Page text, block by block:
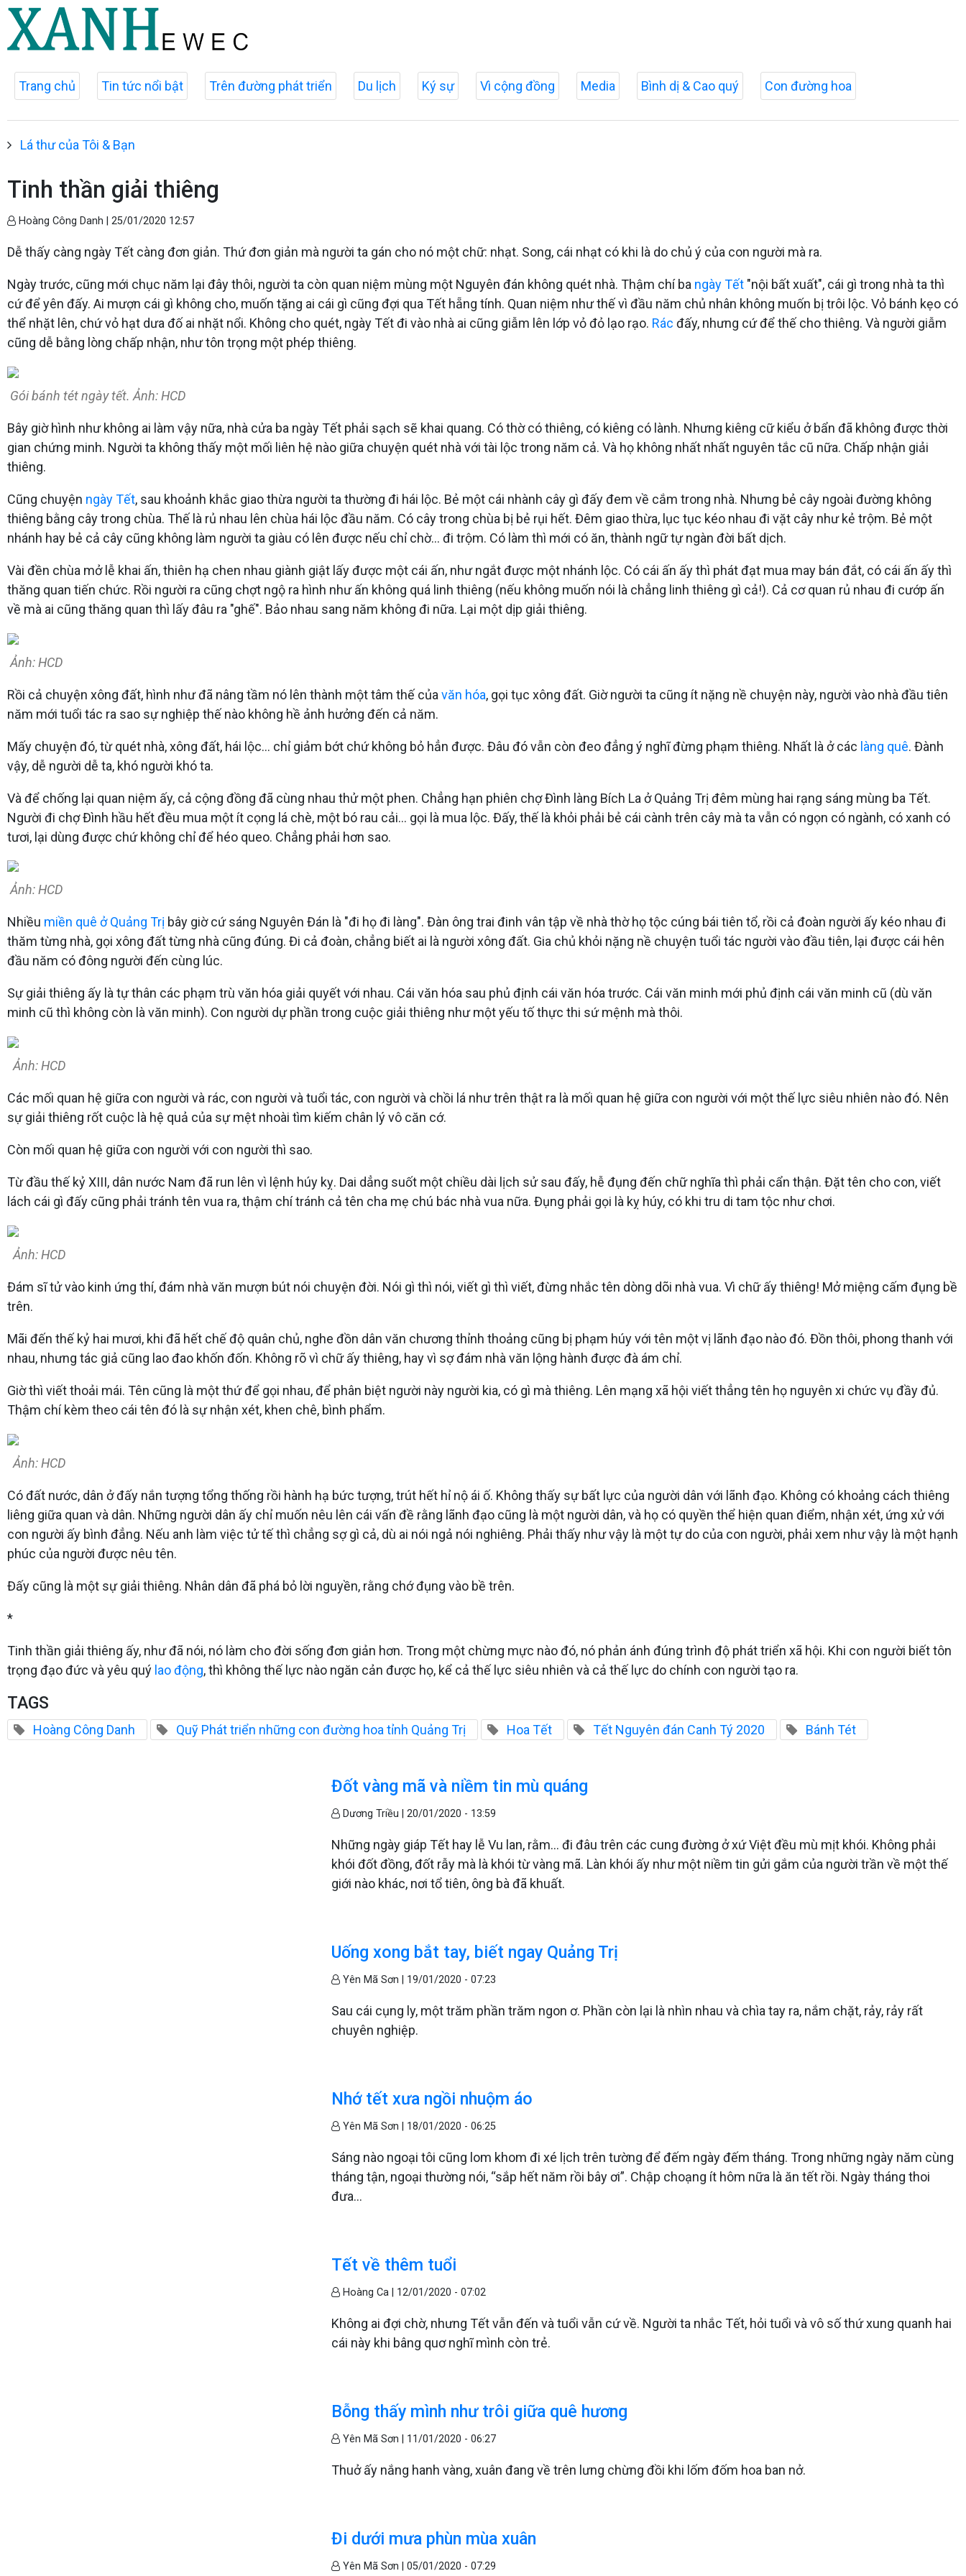
Trang chủ Tin tức nổi bật Trên đường phát triển Du lịch Ký sự Vì cộng đồng Media Bình dị & Cao quý Con đường hoa
Lá thư của Tôi & Bạn
Tinh thần giải thiêng
Hoàng Công Danh | 25/01/2020 12:57
Dễ thấy càng ngày Tết càng đơn giản. Thứ đơn giản mà người ta gán cho nó một chữ: nhạt. Song, cái nhạt có khi là do chủ ý của con người mà ra.
Ngày trước, cũng mới chục năm lại đây thôi, người ta còn quan niệm mùng một Nguyên đán không quét nhà. Thậm chí ba ngày Tết "nội bất xuất", cái gì trong nhà ta thì
cứ để yên đấy. Ai mượn cái gì không cho, muốn tặng ai cái gì cũng đợi qua Tết hẵng tính. Quan niệm như thế vì đầu năm chủ nhân không muốn bị trôi lộc. Vỏ bánh kẹo có
thể nhặt lên, chứ vỏ hạt dưa đố ai nhặt nổi. Không cho quét, ngày Tết đi vào nhà ai cũng giẫm lên lớp vỏ đỏ lạo rạo. Rác đấy, nhưng cứ để thế cho thiêng. Và người giẫm
cũng dễ bằng lòng chấp nhận, như tôn trọng một phép thiêng.
Gói bánh tét ngày tết. Ảnh: HCD
Bây giờ hình như không ai làm vậy nữa, nhà cửa ba ngày Tết phải sạch sẽ khai quang. Có thờ có thiêng, có kiêng có lành. Nhưng kiêng cữ kiểu ở bẩn đã không được thời
gian chứng minh. Người ta không thấy một mối liên hệ nào giữa chuyện quét nhà với tài lộc trong năm cả. Và họ không nhất nhất nguyên tắc cũ nữa. Chấp nhận giải
thiêng.
Cũng chuyện ngày Tết, sau khoảnh khắc giao thừa người ta thường đi hái lộc. Bẻ một cái nhành cây gì đấy đem về cắm trong nhà. Nhưng bẻ cây ngoài đường không
thiêng bằng cây trong chùa. Thế là rủ nhau lên chùa hái lộc đầu năm. Có cây trong chùa bị bẻ rụi hết. Đêm giao thừa, lục tục kéo nhau đi vặt cây như kẻ trộm. Bẻ một
nhánh hay bẻ cả cây cũng không làm người ta giàu có lên được nếu chỉ chờ… đi trộm. Có làm thì mới có ăn, thành ngữ tự ngàn đời bất dịch.
Vài đền chùa mở lễ khai ấn, thiên hạ chen nhau giành giật lấy được một cái ấn, như ngắt được một nhánh lộc. Có cái ấn ấy thì phát đạt mua may bán đắt, có cái ấn ấy thì
thăng quan tiến chức. Rồi người ra cũng chợt ngộ ra hình như ấn không quá linh thiêng (nếu không muốn nói là chẳng linh thiêng gì cả!). Cả cơ quan rủ nhau đi cướp ấn
về mà ai cũng thăng quan thì lấy đâu ra "ghế". Bảo nhau sang năm không đi nữa. Lại một dịp giải thiêng.
Ảnh: HCD
Rồi cả chuyện xông đất, hình như đã nâng tầm nó lên thành một tâm thế của văn hóa, gọi tục xông đất. Giờ người ta cũng ít nặng nề chuyện này, người vào nhà đầu tiên
năm mới tuổi tác ra sao sự nghiệp thế nào không hề ảnh hưởng đến cả năm.
Mấy chuyện đó, từ quét nhà, xông đất, hái lộc… chỉ giảm bớt chứ không bỏ hẳn được. Đâu đó vẫn còn đeo đẳng ý nghĩ đừng phạm thiêng. Nhất là ở các làng quê. Đành
vậy, dễ người dễ ta, khó người khó ta.
Và để chống lại quan niệm ấy, cả cộng đồng đã cùng nhau thử một phen. Chẳng hạn phiên chợ Đình làng Bích La ở Quảng Trị đêm mùng hai rạng sáng mùng ba Tết.
Người đi chợ Đình hầu hết đều mua một ít cọng lá chè, một bó rau cải… gọi là mua lộc. Đấy, thế là khỏi phải bẻ cái cành trên cây mà ta vẫn có ngọn có ngành, có xanh có
tươi, lại dùng được chứ không chỉ để héo queo. Chẳng phải hơn sao.
Ảnh: HCD
Nhiều miền quê ở Quảng Trị bây giờ cứ sáng Nguyên Đán là "đi họ đi làng". Đàn ông trai đinh vân tập về nhà thờ họ tộc cúng bái tiên tổ, rồi cả đoàn người ấy kéo nhau đi
thăm từng nhà, gọi xông đất từng nhà cũng đúng. Đi cả đoàn, chẳng biết ai là người xông đất. Gia chủ khỏi nặng nề chuyện tuổi tác người vào đầu tiên, lại được cái hên
đầu năm có đông người đến cùng lúc.
Sự giải thiêng ấy là tự thân các phạm trù văn hóa giải quyết với nhau. Cái văn hóa sau phủ định cái văn hóa trước. Cái văn minh mới phủ định cái văn minh cũ (dù văn
minh cũ thì không còn là văn minh). Con người dự phần trong cuộc giải thiêng như một yếu tố thực thi sứ mệnh mà thôi.
Ảnh: HCD
Các mối quan hệ giữa con người và rác, con người và tuổi tác, con người và chồi lá như trên thật ra là mối quan hệ giữa con người với một thế lực siêu nhiên nào đó. Nên
sự giải thiêng rốt cuộc là hệ quả của sự mệt nhoài tìm kiếm chân lý vô căn cớ.
Còn mối quan hệ giữa con người với con người thì sao.
Từ đầu thế kỷ XIII, dân nước Nam đã run lên vì lệnh húy kỵ. Dai dẳng suốt một chiều dài lịch sử sau đấy, hễ đụng đến chữ nghĩa thì phải cẩn thận. Đặt tên cho con, viết
lách cái gì đấy cũng phải tránh tên vua ra, thậm chí tránh cả tên cha mẹ chú bác nhà vua nữa. Đụng phải gọi là kỵ húy, có khi tru di tam tộc như chơi.
Ảnh: HCD
Đám sĩ tử vào kinh ứng thí, đám nhà văn mượn bút nói chuyện đời. Nói gì thì nói, viết gì thì viết, đừng nhắc tên dòng dõi nhà vua. Vì chữ ấy thiêng! Mở miệng cấm đụng bề
trên.
Mãi đến thế kỷ hai mươi, khi đã hết chế độ quân chủ, nghe đồn dân văn chương thỉnh thoảng cũng bị phạm húy với tên một vị lãnh đạo nào đó. Đồn thôi, phong thanh với
nhau, nhưng tác giả cũng lao đao khốn đốn. Không rõ vì chữ ấy thiêng, hay vì sợ đám nhà văn lộng hành được đà ám chỉ.
Giờ thì viết thoải mái. Tên cũng là một thứ để gọi nhau, để phân biệt người này người kia, có gì mà thiêng. Lên mạng xã hội viết thẳng tên họ nguyên xi chức vụ đầy đủ.
Thậm chí kèm theo cái tên đó là sự nhận xét, khen chê, bình phẩm.
Ảnh: HCD
Có đất nước, dân ở đấy nắn tượng tổng thống rồi hành hạ bức tượng, trút hết hỉ nộ ái ố. Không thấy sự bất lực của người dân với lãnh đạo. Không có khoảng cách thiêng
liêng giữa quan và dân. Những người dân ấy chỉ muốn nêu lên cái vấn đề rằng lãnh đạo cũng là một người dân, và họ có quyền thể hiện quan điểm, nhận xét, ứng xử với
con người ấy bình đẳng. Nếu anh làm việc tử tế thì chẳng sợ gì cả, dù ai nói ngả nói nghiêng. Phải thấy như vậy là một tự do của con người, phải xem như vậy là một hạnh
phúc của người được nêu tên.
Đấy cũng là một sự giải thiêng. Nhân dân đã phá bỏ lời nguyền, rằng chớ đụng vào bề trên.
*
Tinh thần giải thiêng ấy, như đã nói, nó làm cho đời sống đơn giản hơn. Trong một chừng mực nào đó, nó phản ánh đúng trình độ phát triển xã hội. Khi con người biết tôn
trọng đạo đức và yêu quý lao động, thì không thế lực nào ngăn cản được họ, kể cả thế lực siêu nhiên và cả thế lực do chính con người tạo ra.
TAGS
Hoàng Công Danh Quỹ Phát triển những con đường hoa tỉnh Quảng Trị Hoa Tết Tết Nguyên đán Canh Tý 2020 Bánh Tét
Đốt vàng mã và niềm tin mù quáng
Dương Triều |20/01/2020 - 13:59
Những ngày giáp Tết hay lễ Vu lan, rằm… đi đâu trên các cung đường ở xứ Việt đều mù mịt khói. Không phải
khói đốt đồng, đốt rẫy mà là khói từ vàng mã. Làn khói ấy như một niềm tin gửi gắm của người trần về một thế
giới nào khác, nơi tổ tiên, ông bà đã khuất.
Uống xong bắt tay, biết ngay Quảng Trị
Yên Mã Sơn | 19/01/2020 - 07:23
Sau cái cụng ly, một trăm phần trăm ngon ơ. Phần còn lại là nhìn nhau và chìa tay ra, nắm chặt, rảy, rảy rất
chuyên nghiệp.
Nhớ tết xưa ngồi nhuộm áo
Yên Mã Sơn | 18/01/2020 - 06:25
Sáng nào ngoại tôi cũng lom khom đi xé lịch trên tường để đếm ngày đếm tháng. Trong những ngày năm cùng
tháng tận, ngoại thường nói, “sắp hết năm rồi bây ơi”. Chập choạng ít hôm nữa là ăn tết rồi. Ngày tháng thoi
đưa…
Tết về thêm tuổi
Hoàng Ca | 12/01/2020 - 07:02
Không ai đợi chờ, nhưng Tết vẫn đến và tuổi vẫn cứ về. Người ta nhắc Tết, hỏi tuổi và vô số thứ xung quanh hai
cái này khi bâng quơ nghĩ mình còn trẻ.
Bỗng thấy mình như trôi giữa quê hương
Yên Mã Sơn | 11/01/2020 - 06:27
Thuở ấy nắng hanh vàng, xuân đang về trên lưng chừng đồi khi lốm đốm hoa ban nở.
Đi dưới mưa phùn mùa xuân
Yên Mã Sơn |05/01/2020 - 07:29